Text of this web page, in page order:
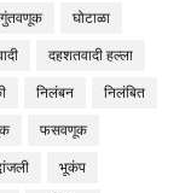
गुंतवणूक
घोटाळा
दहशतवादी हल्ला
निलंबन
निलंबित
फसवणूक
भूकंप